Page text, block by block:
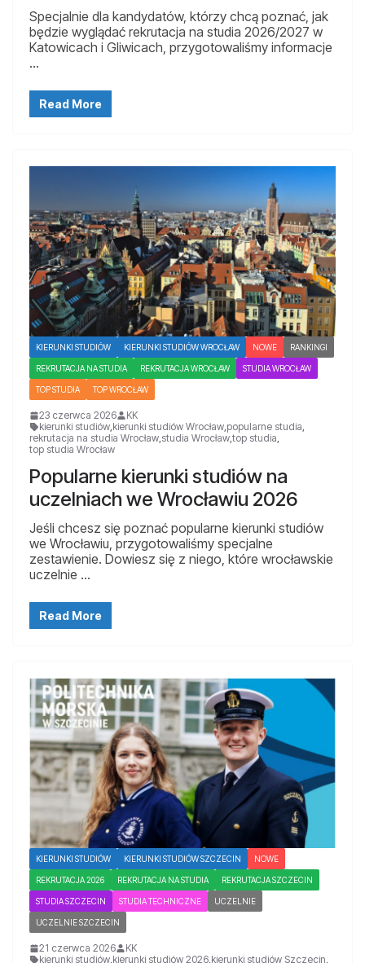
Specjalnie dla kandydatów, którzy chcą poznać, jak
będzie wyglądać rekrutacja na studia 2026/2027 w
Katowicach i Gliwicach, przygotowaliśmy informacje
…
Read More
KIERUNKI STUDIÓW KIERUNKI STUDIÓW WROCŁAW NOWE RANKINGI
REKRUTACJA NA STUDIA REKRUTACJA WROCŁAW STUDIA WROCŁAW
TOP STUDIA TOP WROCŁAW
23 czerwca 2026
KK
kierunki studiów kierunki studiów Wrocław popularne studia
rekrutacja na studia Wrocław studia Wrocław top studia
top studia Wrocław
Popularne kierunki studiów na
uczelniach we Wrocławiu 2026
Jeśli chcesz się poznać popularne kierunki studiów
we Wrocławiu, przygotowaliśmy specjalne
zestawienie. Dowiesz się z niego, które wrocławskie
uczelnie …
Read More
KIERUNKI STUDIÓW KIERUNKI STUDIÓW SZCZECIN NOWE
REKRUTACJA 2026 REKRUTACJA NA STUDIA REKRUTACJA SZCZECIN
STUDIA SZCZECIN STUDIA TECHNICZNE UCZELNIE
UCZELNIE SZCZECIN
21 czerwca 2026
KK
kierunki studiów,kierunki studiów 2026,kierunki studiów Szczecin,